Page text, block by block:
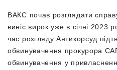
ВАКС почав розглядати
виніс вирок уже в січні 2023
час розгляду Антикорсуд
обвинувачення прокурора
обвинувачення у